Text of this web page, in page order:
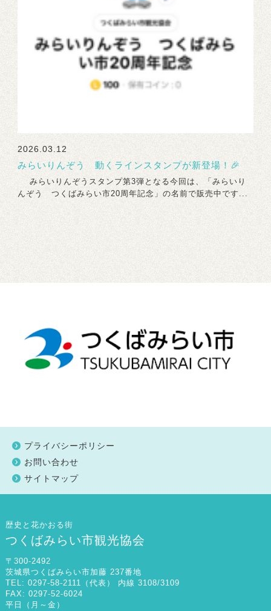
2026.03.12
みらいりんぞう 動くラインスタンプが新登場！🎉
みらいりんぞうスタンプ第3弾となる今回は、「みらいり
んぞう つくばみらい市20周年記念」の名前で販売中です...
プライバシーポリシー
お問い合わせ
サイトマップ
歴史と花かおる街
つくばみらい市観光協会
〒300-2492
茨城県つくばみらい市加藤 237番地
TEL: 0297-58-2111（代表） 内線 3108/3109
FAX: 0297-52-6024
平日（月～金）